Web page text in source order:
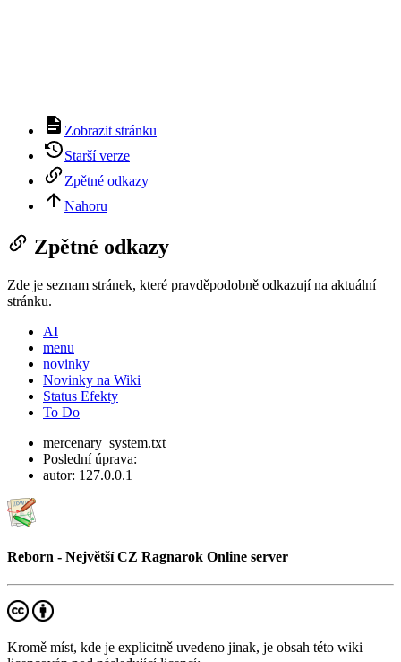
Zobrazit stránku
Starší verze
Zpětné odkazy
Nahoru
Zpětné odkazy
Zde je seznam stránek, které pravděpodobně odkazují na aktuální
stránku.
AI
menu
novinky
Novinky na Wiki
Status Efekty
To Do
mercenary_system.txt
Poslední úprava:
autor: 127.0.0.1
Reborn - Největší CZ Ragnarok Online server
Kromě míst, kde je explicitně uvedeno jinak, je obsah této wiki